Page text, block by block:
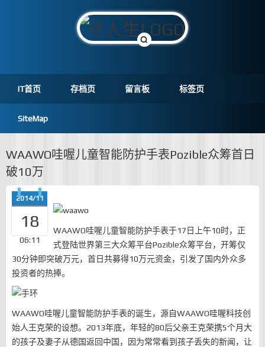
IT首页 存档页 留言板 标签页
SiteMap
WAAWO哇喔儿童智能防护手表Pozible众筹首日
破10万
2014/11
18
06:11
WAAWO哇喔儿童智能防护手表于17日上午10时，正
式登陆世界第三大众筹平台Pozible众筹平台，开筹仅
30分钟即突破万元，首日共募得10万元资金，引发了国内外众多
投资者的热捧。
WAAWO哇喔儿童智能防护手表的诞生，源自WAAWO哇喔科技创
始人王克荣的设想。2013年底，年轻的80后父亲王克荣携5个月大
的孩子及妻子从德国返回中国，因为常常看到孩子丢失的新闻，让